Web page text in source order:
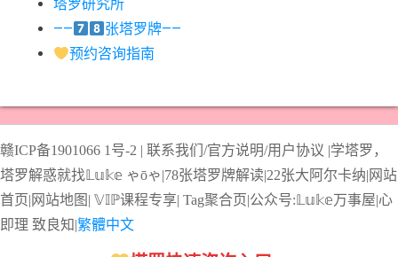
#星币骑士意思 #星星牌意思
#权杖五意思 #权杖侍从意思 #权杖八意思 #权杖六意思
#权杖骑士意思 #死神牌意思 #皇后牌意思
#皇帝牌意思 #节制牌意思 #隐士牌意思 #高塔牌意思
#魔术师意思 圣杯骑士意思
塔罗研究所
——
张塔罗牌——
预约咨询指南
赣ICP备1901066 1号-2 | 联系我们/官方说明/用户协议 |学塔罗，
塔罗解惑就找𝕃𝕦𝕜𝕖 ゃōゃ|78张塔罗牌解读|22张大阿尔卡纳| 网站
首页| 网站地图 | 𝕍𝕀ℙ课程专享| Tag聚合页|公众号:𝕃𝕦𝕜𝕖万事屋|心
即理 致良知|繁體中文